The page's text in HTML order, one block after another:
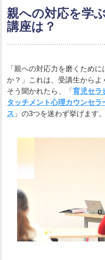
親への対応を学
講座は？
「親への対応力を磨くため
か？」これは、受講生から
そう聞かれたら、「育児セラ
タッチメント心理カウンセラ
ス 」の3つを迷わず挙げます。